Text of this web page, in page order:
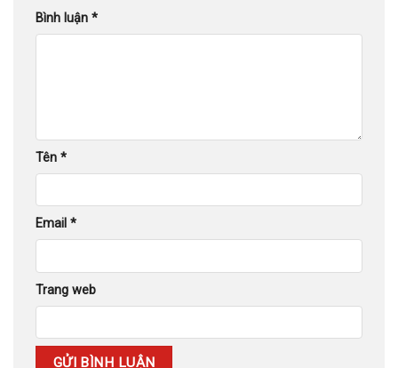
Bình luận *
Tên *
Email *
Trang web